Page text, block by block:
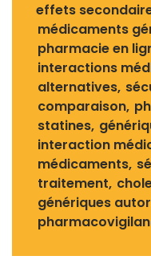
effets
médicaments
pharmacie en
interactions
alternatives
comparaison
statines
interaction
médicaments
traitement
génériques